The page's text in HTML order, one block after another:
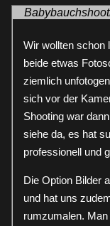
Wir wollten schon
beide etwas
ziemlich
sich vor der
Shooting war
siehe da, es hat
professionell und
Die Option Bilder
und hat uns
rumzumalen.